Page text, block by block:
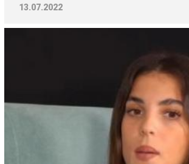
13.07.2022